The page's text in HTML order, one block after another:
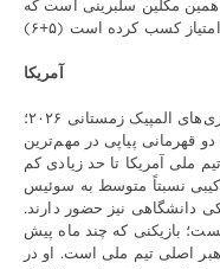
همین مکلین سلبرینی است که
آمریکا
طلای قهرمانی جهان ۲۰۲۵ و سپس طلای بازی‌های المپیک زمستانی ۲۰۲۶؛
قهرمانی پیاپی در مهم‌ترین
ملی آمریکا تا حد زیادی کم
نسبتاً متوسط به سوئیس
دانشگاهی نیز حضور دارند.
بازیکنی که چند ماه پیش
اصلی تیم ملی است. او در